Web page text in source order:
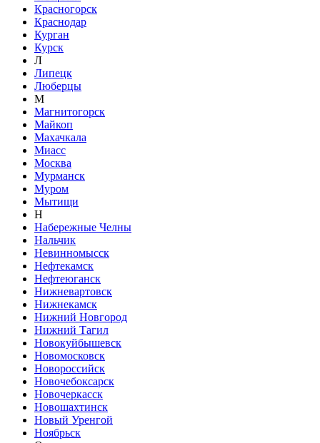
Красногорск
Краснодар
Курган
Курск
Л
Липецк
Люберцы
М
Магнитогорск
Майкоп
Махачкала
Миасс
Москва
Мурманск
Муром
Мытищи
Н
Набережные Челны
Нальчик
Невинномысск
Нефтекамск
Нефтеюганск
Нижневартовск
Нижнекамск
Нижний Новгород
Нижний Тагил
Новокуйбышевск
Новомосковск
Новороссийск
Новочебоксарск
Новочеркасск
Новошахтинск
Новый Уренгой
Ноябрьск